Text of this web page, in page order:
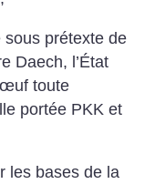
prétexte de
Daech, l’État
toute
portée PKK et
les bases de la